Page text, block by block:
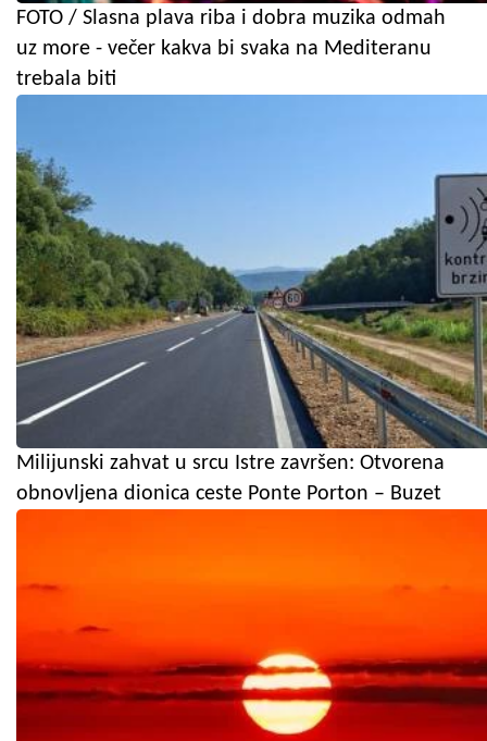
FOTO / Slasna plava riba i dobra muzika odmah
uz more - večer kakva bi svaka na Mediteranu
trebala biti
Milijunski zahvat u srcu Istre završen: Otvorena
obnovljena dionica ceste Ponte Porton – Buzet